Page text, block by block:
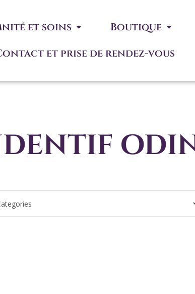
et soins Boutique
et prise de rendez-vous